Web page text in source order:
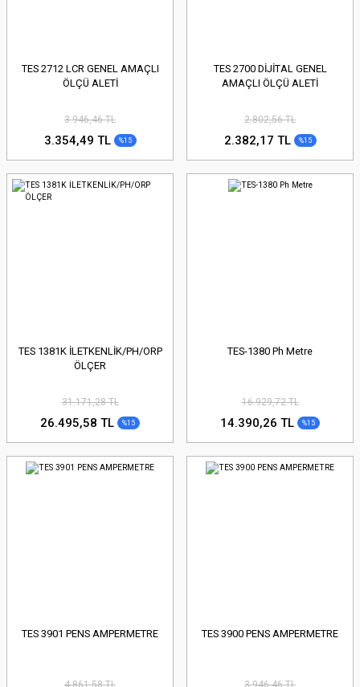
TES 2712 LCR GENEL AMAÇLI
ÖLÇÜ ALETİ
3.946,46 TL
3.354,49 TL %15
TES 2700 DİJİTAL GENEL
AMAÇLI ÖLÇÜ ALETİ
2.802,56 TL
2.382,17 TL %15
TES 1381K İLETKENLİK/PH/ORP
ÖLÇER
31.171,28 TL
26.495,58 TL %15
TES-1380 Ph Metre
16.929,72 TL
14.390,26 TL %15
TES 3901 PENS AMPERMETRE TES 3900 PENS AMPERMETRE